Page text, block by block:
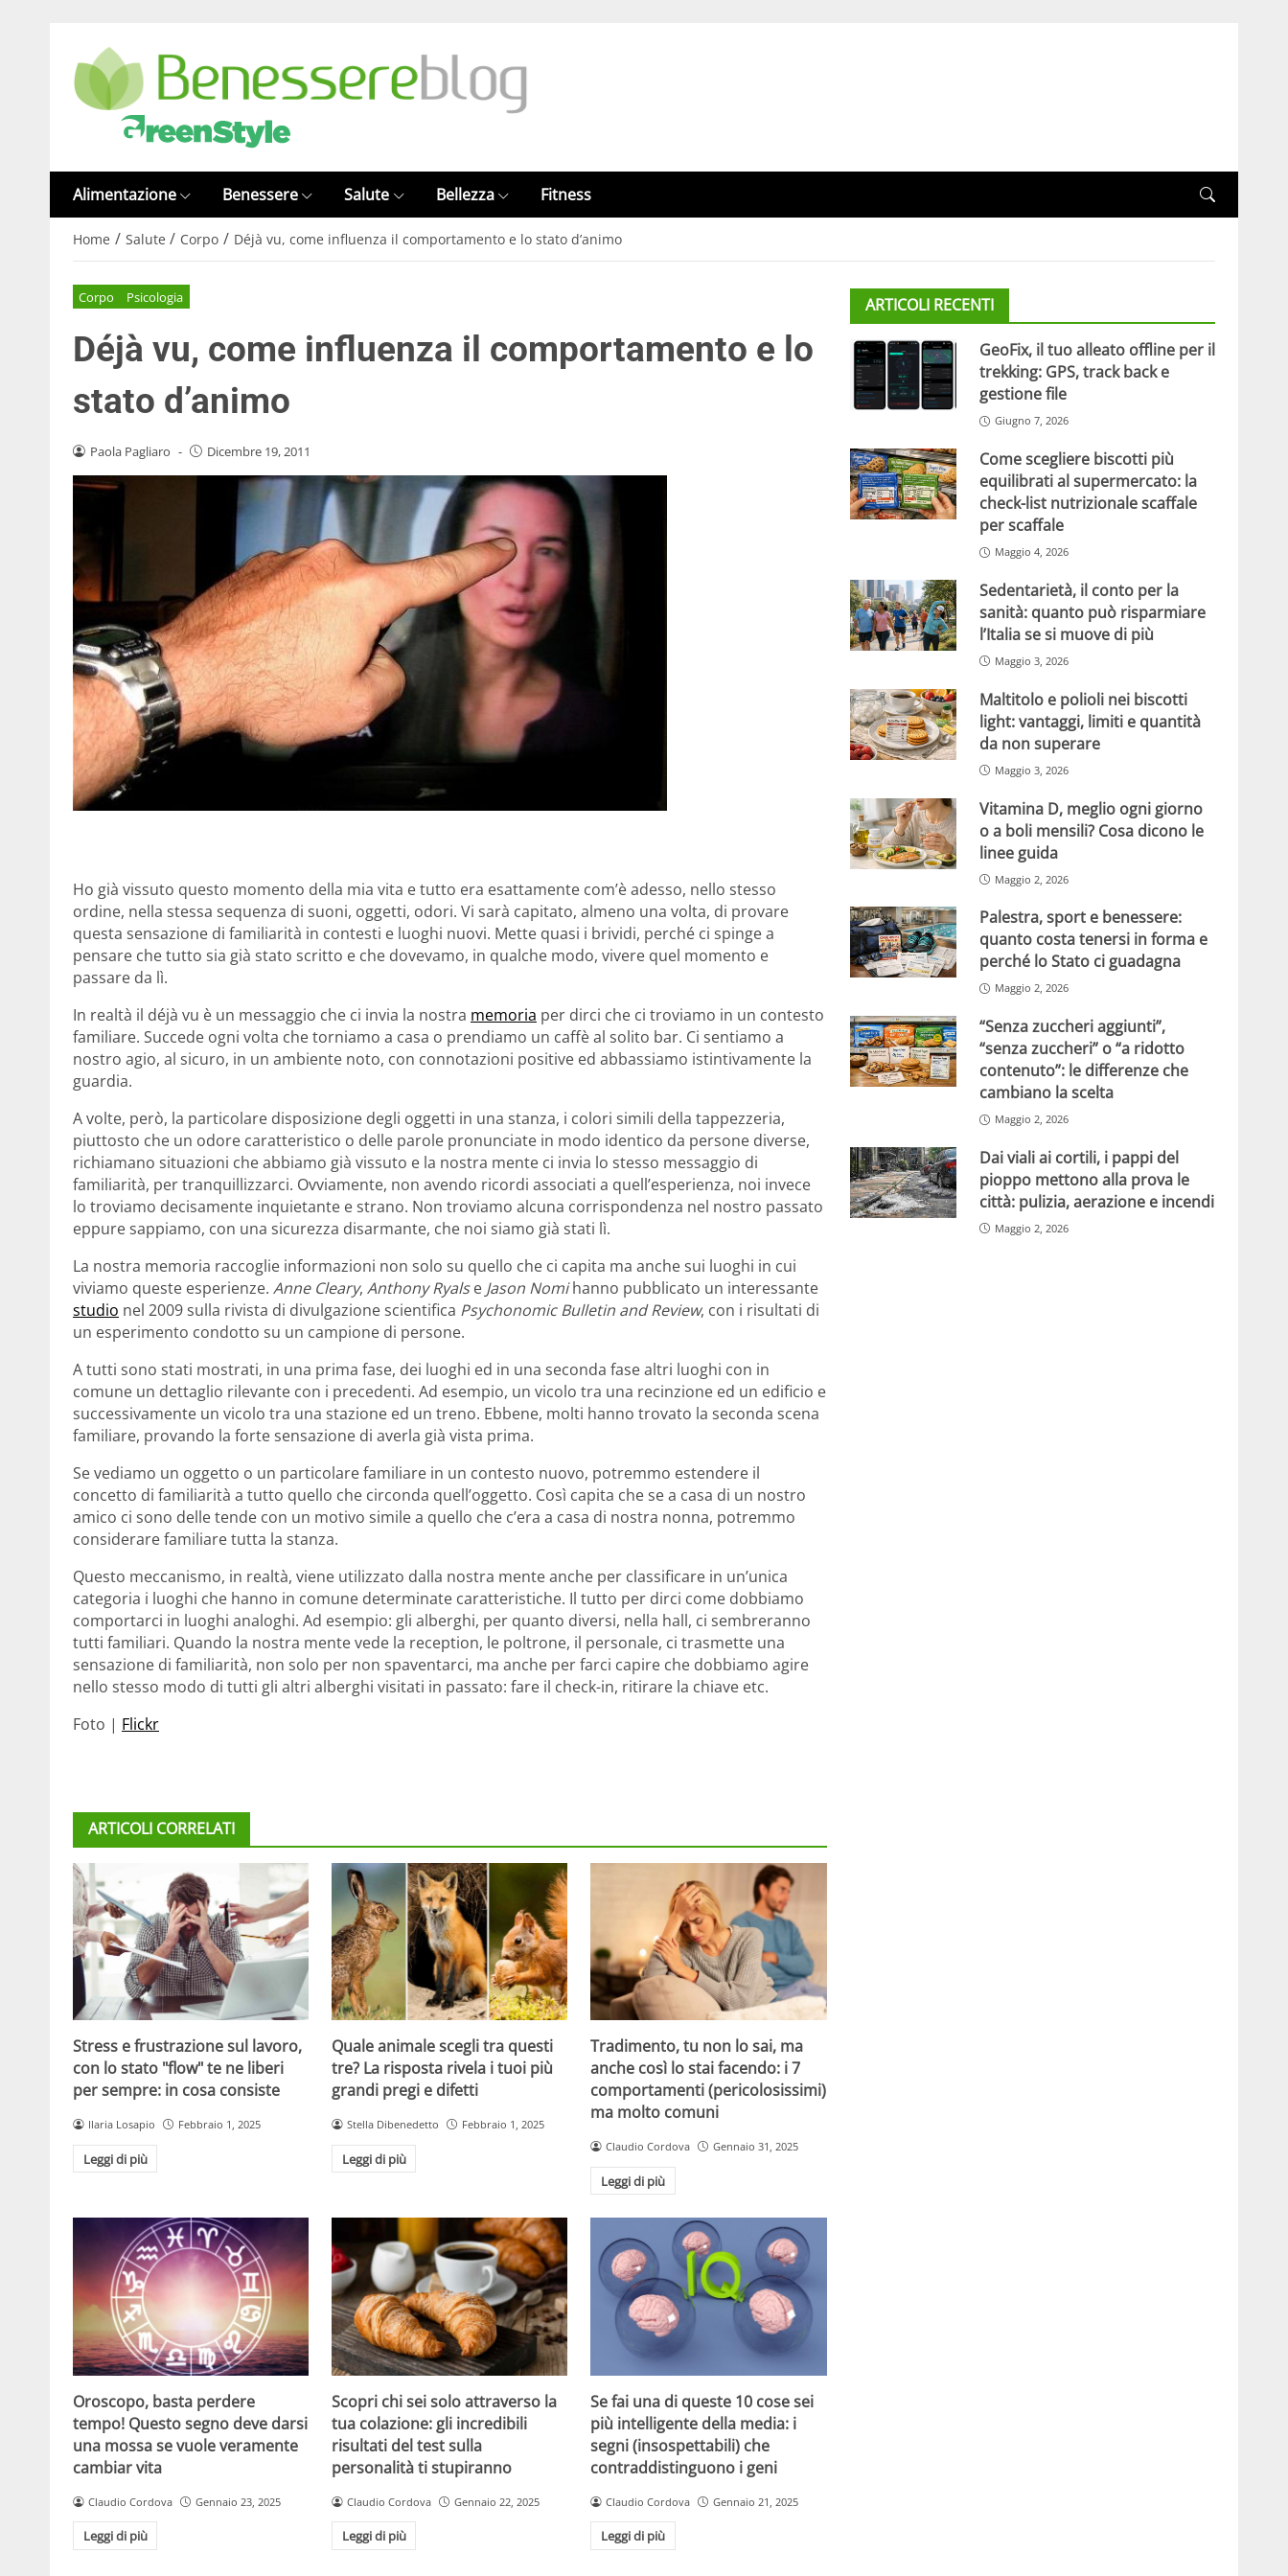
Alimentazione Benessere Salute Bellezza Fitness
Home / Salute / Corpo / Déjà vu, come influenza il comportamento e lo stato d’animo
Corpo Psicologia
Déjà vu, come influenza il comportamento e lo
stato d’animo
Paola Pagliaro - Dicembre 19, 2011
Ho già vissuto questo momento della mia vita e tutto era esattamente com’è adesso, nello stesso
ordine, nella stessa sequenza di suoni, oggetti, odori. Vi sarà capitato, almeno una volta, di provare
questa sensazione di familiarità in contesti e luoghi nuovi. Mette quasi i brividi, perché ci spinge a
pensare che tutto sia già stato scritto e che dovevamo, in qualche modo, vivere quel momento e
passare da lì.
In realtà il déjà vu è un messaggio che ci invia la nostra memoria per dirci che ci troviamo in un contesto
familiare. Succede ogni volta che torniamo a casa o prendiamo un caffè al solito bar. Ci sentiamo a
nostro agio, al sicuro, in un ambiente noto, con connotazioni positive ed abbassiamo istintivamente la
guardia.
A volte, però, la particolare disposizione degli oggetti in una stanza, i colori simili della tappezzeria,
piuttosto che un odore caratteristico o delle parole pronunciate in modo identico da persone diverse,
richiamano situazioni che abbiamo già vissuto e la nostra mente ci invia lo stesso messaggio di
familiarità, per tranquillizzarci. Ovviamente, non avendo ricordi associati a quell’esperienza, noi invece
lo troviamo decisamente inquietante e strano. Non troviamo alcuna corrispondenza nel nostro passato
eppure sappiamo, con una sicurezza disarmante, che noi siamo già stati lì.
La nostra memoria raccoglie informazioni non solo su quello che ci capita ma anche sui luoghi in cui
viviamo queste esperienze. Anne Cleary, Anthony Ryalse Jason Nomihanno pubblicato un interessante
studio nel 2009 sulla rivista di divulgazione scientifica Psychonomic Bulletin and Review, con i risultati di
un esperimento condotto su un campione di persone.
A tutti sono stati mostrati, in una prima fase, dei luoghi ed in una seconda fase altri luoghi con in
comune un dettaglio rilevante con i precedenti. Ad esempio, un vicolo tra una recinzione ed un edificio e
successivamente un vicolo tra una stazione ed un treno. Ebbene, molti hanno trovato la seconda scena
familiare, provando la forte sensazione di averla già vista prima.
Se vediamo un oggetto o un particolare familiare in un contesto nuovo, potremmo estendere il
concetto di familiarità a tutto quello che circonda quell’oggetto. Così capita che se a casa di un nostro
amico ci sono delle tende con un motivo simile a quello che c’era a casa di nostra nonna, potremmo
considerare familiare tutta la stanza.
Questo meccanismo, in realtà, viene utilizzato dalla nostra mente anche per classificare in un’unica
categoria i luoghi che hanno in comune determinate caratteristiche. Il tutto per dirci come dobbiamo
comportarci in luoghi analoghi. Ad esempio: gli alberghi, per quanto diversi, nella hall, ci sembreranno
tutti familiari. Quando la nostra mente vede la reception, le poltrone, il personale, ci trasmette una
sensazione di familiarità, non solo per non spaventarci, ma anche per farci capire che dobbiamo agire
nello stesso modo di tutti gli altri alberghi visitati in passato: fare il check-in, ritirare la chiave etc.
Foto | Flickr
ARTICOLI CORRELATI
Stress e frustrazione sul lavoro,
con lo stato "flow" te ne liberi
per sempre: in cosa consiste
Ilaria Losapio Febbraio 1, 2025
Leggi di più
Quale animale scegli tra questi
tre? La risposta rivela i tuoi più
grandi pregi e difetti
Stella Dibenedetto Febbraio 1, 2025
Leggi di più
Tradimento, tu non lo sai, ma
anche così lo stai facendo: i 7
comportamenti (pericolosissimi)
ma molto comuni
Claudio Cordova Gennaio 31, 2025
Leggi di più
Oroscopo, basta perdere
tempo! Questo segno deve darsi
una mossa se vuole veramente
cambiar vita
Claudio Cordova Gennaio 23, 2025
Leggi di più
Scopri chi sei solo attraverso la
tua colazione: gli incredibili
risultati del test sulla
personalità ti stupiranno
Claudio Cordova Gennaio 22, 2025
Leggi di più
Se fai una di queste 10 cose sei
più intelligente della media: i
segni (insospettabili) che
contraddistinguono i geni
Claudio Cordova Gennaio 21, 2025
Leggi di più
ARTICOLI RECENTI
GeoFix, il tuo alleato offline per il
trekking: GPS, track back e
gestione file
Giugno 7, 2026
Come scegliere biscotti più
equilibrati al supermercato: la
check-list nutrizionale scaffale
per scaffale
Maggio 4, 2026
Sedentarietà, il conto per la
sanità: quanto può risparmiare
l’Italia se si muove di più
Maggio 3, 2026
Maltitolo e polioli nei biscotti
light: vantaggi, limiti e quantità
da non superare
Maggio 3, 2026
Vitamina D, meglio ogni giorno
o a boli mensili? Cosa dicono le
linee guida
Maggio 2, 2026
Palestra, sport e benessere:
quanto costa tenersi in forma e
perché lo Stato ci guadagna
Maggio 2, 2026
“Senza zuccheri aggiunti”,
“senza zuccheri” o “a ridotto
contenuto”: le differenze che
cambiano la scelta
Maggio 2, 2026
Dai viali ai cortili, i pappi del
pioppo mettono alla prova le
città: pulizia, aerazione e incendi
Maggio 2, 2026